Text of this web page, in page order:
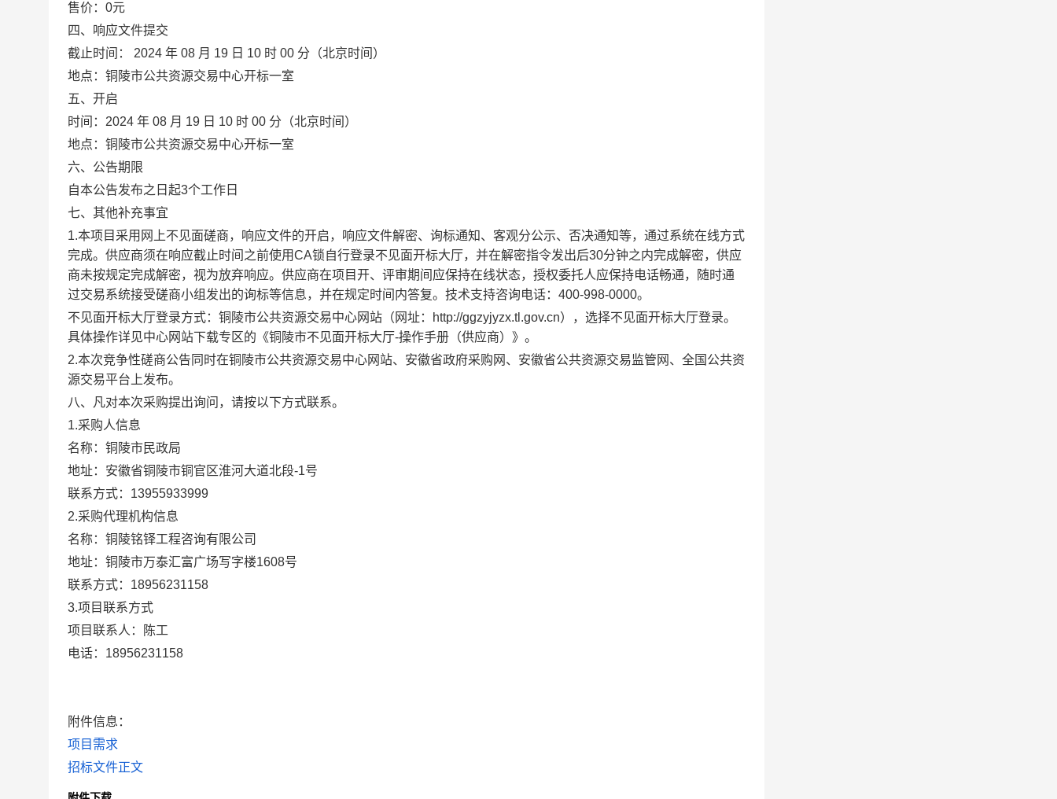
售价：0元
四、响应文件提交
截止时间：
2024 年 08 月 19 日 10 时 00 分（北京时间）
地点：铜陵市公共资源交易中心开标一室
五、开启
时间： 2024 年 08 月 19 日 10 时 00 分（北京时间）
地点：铜陵市公共资源交易中心开标一室
六、公告期限
自本公告发布之日起3个工作日
七、其他补充事宜
1.本项目采用网上不见面磋商，响应文件的开启，响应文件解密、询标通知、客观分公示、否决通知等，通过系统在线方式
完成。供应商须在响应截止时间之前使用CA锁自行登录不见面开标大厅，并在解密指令发出后30分钟之内完成解密，供应
商未按规定完成解密，视为放弃响应。供应商在项目开、评审期间应保持在线状态，授权委托人应保持电话畅通，随时通
过交易系统接受磋商小组发出的询标等信息，并在规定时间内答复。技术支持咨询电话：400-998-0000。
不见面开标大厅登录方式：铜陵市公共资源交易中心网站（网址：http://ggzyjyzx.tl.gov.cn），选择不见面开标大厅登录。
具体操作详见中心网站下载专区的《铜陵市不见面开标大厅-操作手册（供应商）》。
2.本次竞争性磋商公告同时在铜陵市公共资源交易中心网站、安徽省政府采购网、安徽省公共资源交易监管网、全国公共资
源交易平台上发布。
八、凡对本次采购提出询问，请按以下方式联系。
1.采购人信息
名称：铜陵市民政局
地址：安徽省铜陵市铜官区淮河大道北段-1号
联系方式：13955933999
2.采购代理机构信息
名称：铜陵铭铎工程咨询有限公司
地址：铜陵市万泰汇富广场写字楼1608号
联系方式：18956231158
3.项目联系方式
项目联系人：陈工
电话：18956231158
附件信息：
项目需求
招标文件正文